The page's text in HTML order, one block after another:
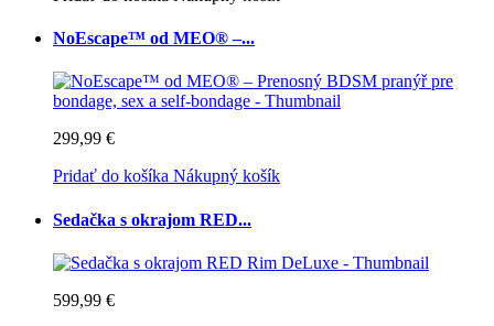
NoEscape™ od MEO® –...
299,99 €
Pridať do košíka Nákupný košík
Sedačka s okrajom RED...
599,99 €